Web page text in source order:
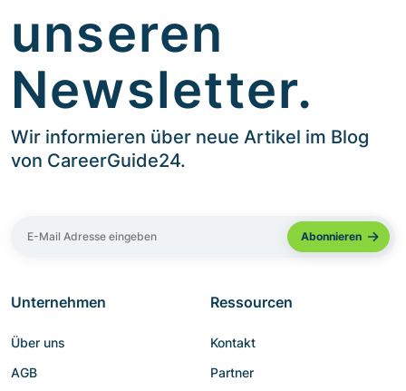
unseren
Newsletter.
Wir informieren über neue Artikel im Blog
von CareerGuide24.
Unternehmen
Über uns
AGB
Ressourcen
Kontakt
Partner